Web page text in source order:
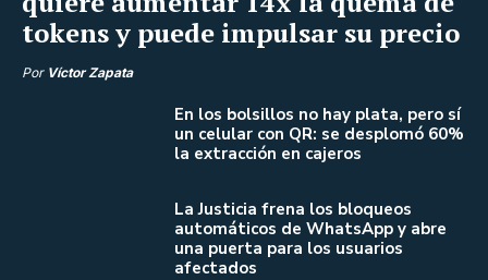
tokens y puede impulsar su precio
Por Víctor Zapata
En los bolsillos no hay plata, pero sí
un celular con QR: se desplomó 60%
la extracción en cajeros
La Justicia frena los bloqueos
automáticos de WhatsApp y abre
una puerta para los usuarios
afectados